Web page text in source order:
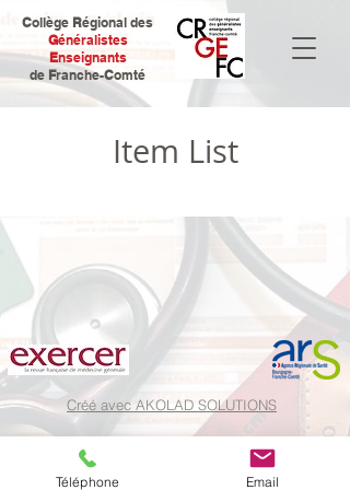
Collège Régional des
Généralistes
Enseignants
de Franche-Comté
Item List
Créé avec AKOLAD SOLUTIONS
Téléphone Email